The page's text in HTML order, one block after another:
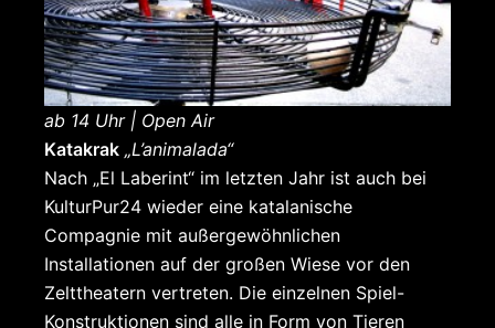
ab 14 Uhr | Open Air
Katakrak „L’animalada“
Nach „El Laberint“ im letzten Jahr ist auch bei
KulturPur24 wieder eine katalanische
Compagnie mit außergewöhnlichen
Installationen auf der großen Wiese vor den
Zelttheatern vertreten. Die einzelnen Spiel-
Konstruktionen sind alle in Form von Tieren